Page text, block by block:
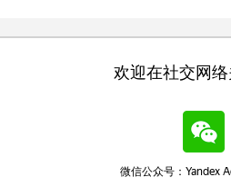
欢迎在社交网
微信公众号：Yandex